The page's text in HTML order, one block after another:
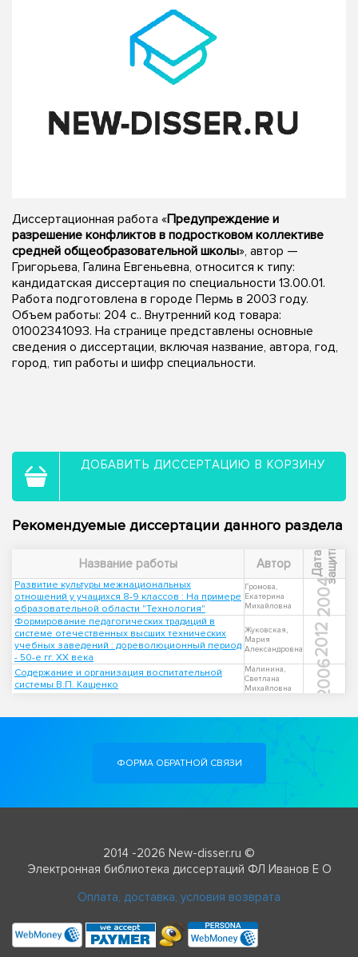
Диссертационная работа «Предупреждение и
разрешение конфликтов в подростковом коллективе
средней общеобразовательной школы», автор —
Григорьева, Галина Евгеньевна, относится к типу:
кандидатская диссертация по специальности 13.00.01.
Работа подготовлена в городе Пермь в 2003 году.
Объем работы: 204 с.. Внутренний код товара:
01002341093. На странице представлены основные
сведения о диссертации, включая название, автора, год,
город, тип работы и шифр специальности.
ДОБАВИТЬ ДИССЕРТАЦИЮ В КОРЗИНУ
Рекомендуемые диссертации данного раздела
Название работы Автор Д
а
т
а
з
а
щ
и
т ы
Развитие культуры межнациональных
отношений у учащихся 8-9 классов : На примере
образовательной области "Технология"
Громова,
Екатерина
Михайловна
2004
Формирование педагогических традиций в
системе отечественных высших технических
учебных заведений : дореволюционный период
- 50-е гг. XX века
Жуковская,
Мария
Александровна
2012
Содержание и организация воспитательной
системы В.П. Кащенко
Малинина,
Светлана
Михайловна
2006
ФОРМА ОБРАТНОЙ СВЯЗИ
2014 -2026 New-disser.ru ©
Электронная библиотека диссертаций ФЛ Иванов Е О
Оплата, доставка, условия возврата